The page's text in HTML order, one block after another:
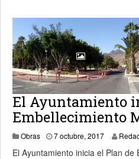
El Ayuntamiento
Embellecimiento
Obras 7 octubre, 201716 enero,
El Ayuntamiento inicia el Plan de